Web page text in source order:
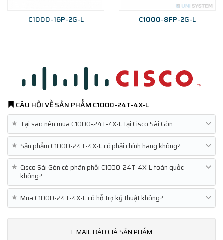
C1000-16P-2G-L C1000-8FP-2G-L
CÂU HỎI VỀ SẢN PHẨM C1000-24T-4X-L
★ Tại sao nên mua C1000-24T-4X-L tại Cisco Sài Gòn
★ Sản phẩm C1000-24T-4X-L có phải chính hãng không?
★ Cisco Sài Gòn có phân phối C1000-24T-4X-L toàn quốc
không?
★ Mua C1000-24T-4X-L có hỗ trợ kỹ thuật không?
E MAIL BÁO GIÁ SẢN PHẨM